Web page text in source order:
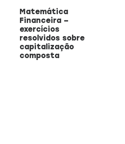
Matemática
Financeira –
exercícios
resolvidos sobre
capitalização
composta